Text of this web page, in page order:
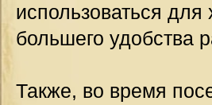
использоваться
большего удобства
Также, во время